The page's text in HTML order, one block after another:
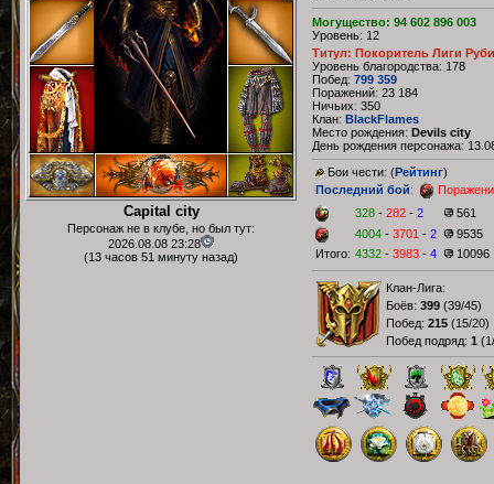
Capital city
Персонаж не в клубе, но был тут:
2026.08.08 23:28
(13 часов 51 минуту назад)
Могущество: 94 602 896 003
Уровень: 12
Титул: Покоритель Лиги
Уровень благородства: 178
Побед: 799 359
Поражений: 23 184
Ничьих: 350
Клан: BlackFlames
Место рождения: Devils city
День рождения персонажа:
Бои чести: (Рейтинг)
Последний бой:
328 - 282 - 2
561
4004 - 3701 - 2
9535
Итого: 4332 - 3983 - 4 10096
Клан-Лига:
Боёв: 399 (39/45)
Побед: 215 (15/20)
Побед подряд: 1 (